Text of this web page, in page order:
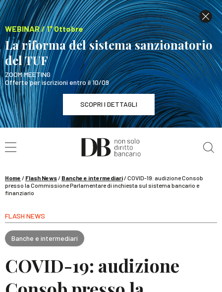
WEBINAR / 1° Ottobre
La riforma del sistema sanzionatorio
del TUF
ZOOM MEETING
Offerte per iscrizioni entro il 10/09
SCOPRI I DETTAGLI
WEBINAR / 1° Ottobre
La riforma del sistema sanzionatorio del TUF
Home / Flash News/ Banche e intermediari/COVID-19: audizione Consob
presso la Commissione Parlamentare di inchiesta sul sistema bancario e
finanziario
FLASH NEWS
Banche e intermediari
COVID-19: audizione